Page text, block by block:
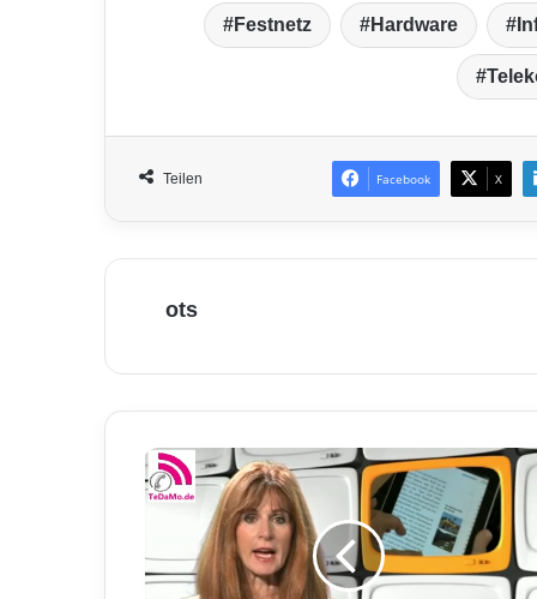
Festnetz Hardware
Teilen Facebook X
ots
T
a
e
t